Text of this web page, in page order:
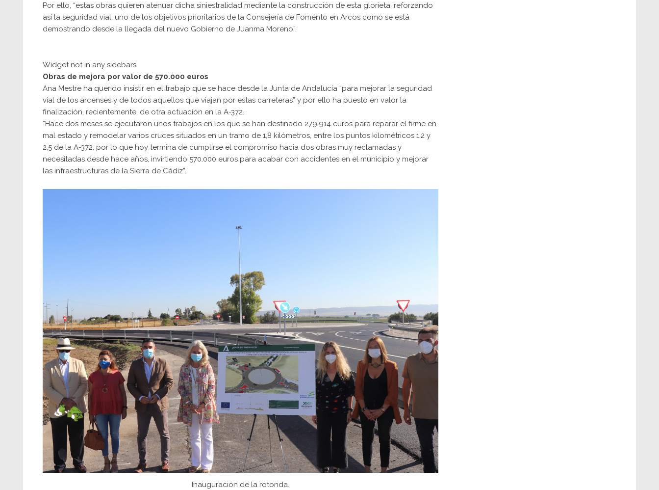
Por ello, “estas obras quieren atenuar dicha siniestralidad mediante la construcción de esta glorieta, reforzando
así la seguridad vial, uno de los objetivos prioritarios de la Consejería de Fomento en Arcos como se está
demostrando desde la llegada del nuevo Gobierno de Juanma Moreno”.
Widget not in any sidebars
Obras de mejora por valor de 570.000 euros
Ana Mestre ha querido insistir en el trabajo que se hace desde la Junta de Andalucía “para mejorar la seguridad
vial de los arcenses y de todos aquellos que viajan por estas carreteras” y por ello ha puesto en valor la
finalización, recientemente, de otra actuación en la A-372.
“Hace dos meses se ejecutaron unos trabajos en los que se han destinado 279.914 euros para reparar el firme en
mal estado y remodelar varios cruces situados en un tramo de 1,8 kilómetros, entre los puntos kilométricos 1,2 y
2,5 de la A-372, por lo que hoy termina de cumplirse el compromiso hacia dos obras muy reclamadas y
necesitadas desde hace años, invirtiendo 570.000 euros para acabar con accidentes en el municipio y mejorar
las infraestructuras de la Sierra de Cádiz”.
Inauguración de la rotonda.